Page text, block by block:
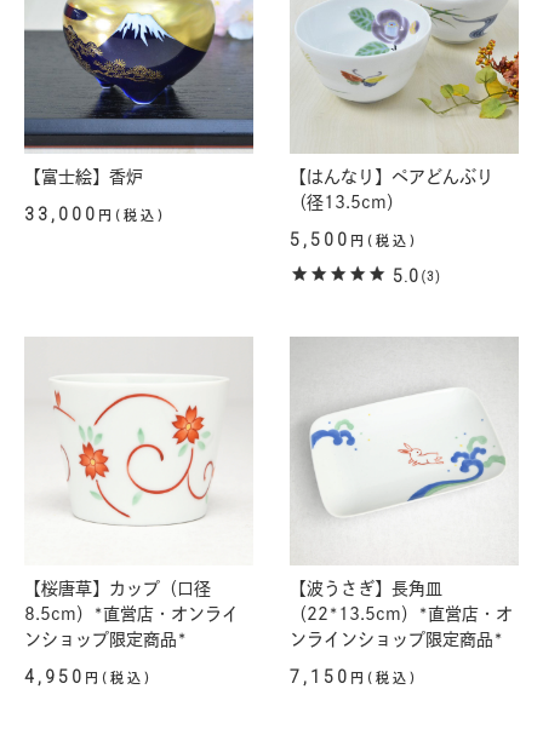
【富士絵】香炉
33,000 円(税込)
【はんなり】ペアどんぶり
（径13.5cm）
5,500 円(税込)
5.0 (3)
【桜唐草】カップ（口径
8.5cm）*直営店・オンライ
ンショップ限定商品*
4,950 円(税込)
【波うさぎ】長角皿
（22*13.5cm）*直営店・オ
ンラインショップ限定商品*
7,150 円(税込)